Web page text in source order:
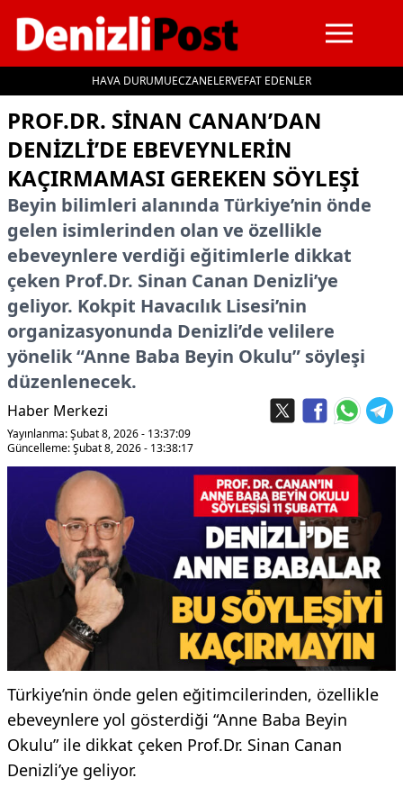
HAVA DURUMUECZANELERVEFAT EDENLER
PROF.DR. SINAN CANAN’DAN
DENIZLI’DE EBEVEYNLERIN
KAÇIRMAMASI GEREKEN SÖYLEŞI
Beyin bilimleri alanında Türkiye’nin önde
gelen isimlerinden olan ve özellikle
ebeveynlere verdiği eğitimlerle dikkat
çeken Prof.Dr. Sinan Canan Denizli’ye
geliyor. Kokpit Havacılık Lisesi’nin
organizasyonunda Denizli’de velilere
yönelik “Anne Baba Beyin Okulu” söyleşi
düzenlenecek.
Haber Merkezi
Yayınlanma: Şubat 8, 2026 - 13:37:09
Güncelleme: Şubat 8, 2026 - 13:38:17
Türkiye’nin önde gelen eğitimcilerinden, özellikle
ebeveynlere yol gösterdiği “Anne Baba Beyin
Okulu” ile dikkat çeken Prof.Dr. Sinan Canan
Denizli’ye geliyor.